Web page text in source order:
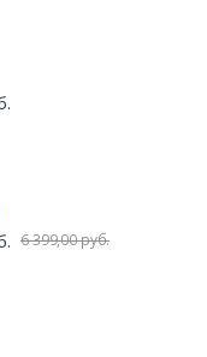
6 399,00 руб.